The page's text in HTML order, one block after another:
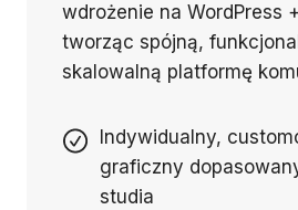
wdrożenie na WordPress
tworząc spójną,
skalowalną platformę
Indywidualny,
graficzny
studia